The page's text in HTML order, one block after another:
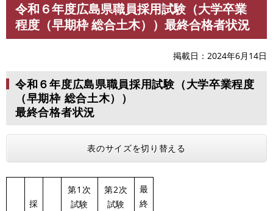
令和６年度広島県職員採用試験（大学卒業
程度（早期枠 総合土木））最終合格者状況
掲載日 2024年6月14日
令和６年度広島県職員採用試験（大学卒業程度
（早期枠 総合土木））
最終合格者状況
表のサイズを切り替える
採
第1次
試験
第2次
試験
最
終